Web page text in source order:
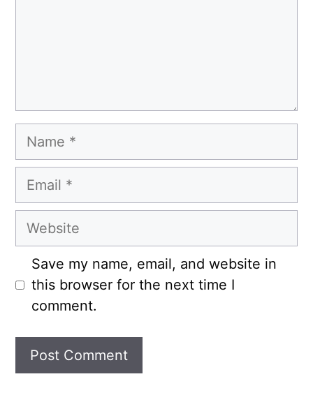
Name
Email
Website
Save my name, email, and website in
this browser for the next time I
comment.